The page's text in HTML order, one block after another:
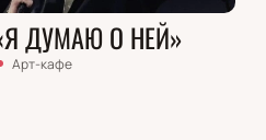
ДУМАЮ О НЕЙ»
Арт-кафе